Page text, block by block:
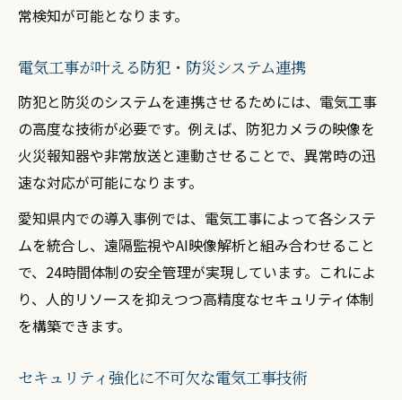
常検知が可能となります。
電気工事が叶える防犯・防災システム連携
防犯と防災のシステムを連携させるためには、電気工事
の高度な技術が必要です。例えば、防犯カメラの映像を
火災報知器や非常放送と連動させることで、異常時の迅
速な対応が可能になります。
愛知県内での導入事例では、電気工事によって各システ
ムを統合し、遠隔監視やAI映像解析と組み合わせること
で、24時間体制の安全管理が実現しています。これによ
り、人的リソースを抑えつつ高精度なセキュリティ体制
を構築できます。
セキュリティ強化に不可欠な電気工事技術